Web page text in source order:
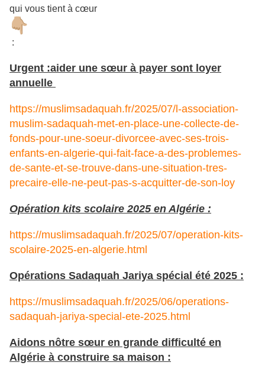
qui vous tient à cœur
:
Urgent :aider une sœur à payer sont loyer
annuelle
https://muslimsadaquah.fr/2025/07/l-association-
muslim-sadaquah-met-en-place-une-collecte-de-
fonds-pour-une-soeur-divorcee-avec-ses-trois-
enfants-en-algerie-qui-fait-face-a-des-problemes-
de-sante-et-se-trouve-dans-une-situation-tres-
precaire-elle-ne-peut-pas-s-acquitter-de-son-loy
Opération kits scolaire 2025 en Algérie :
https://muslimsadaquah.fr/2025/07/operation-kits-
scolaire-2025-en-algerie.html
Opérations Sadaquah Jariya spécial été 2025 :
https://muslimsadaquah.fr/2025/06/operations-
sadaquah-jariya-special-ete-2025.html
Aidons nôtre sœur en grande difficulté en
Algérie à construire sa maison :